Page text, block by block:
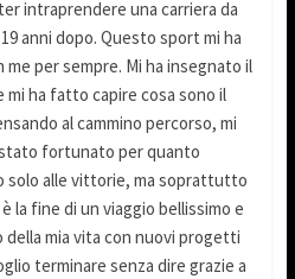
intraprendere una carriera da
anni dopo. Questo sport mi ha
per sempre. Mi ha insegnato il
ha fatto capire cosa sono il
al cammino percorso, mi
fortunato per quanto
alle vittorie, ma soprattutto
la fine di un viaggio bellissimo e
della mia vita con nuovi progetti
terminare senza dire grazie a